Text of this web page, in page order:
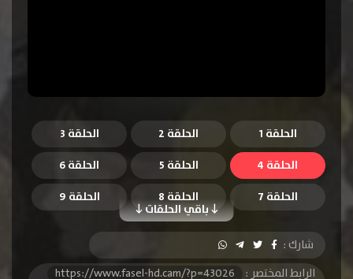
الحلقة 1 الحلقة 2
الحلقة 3
الحلقة 4
الحلقة 5 الحلقة 6
باقي الحلقات
الحلقة 7 الحلقة 8
الحلقة 9
الحلقة 10
الحلقة 11
الحلقة 13
الحلقة 14 الحلقة 15
شارك :
الرابط المختصر :
https://www.fasel-hd.cam/?p=43026